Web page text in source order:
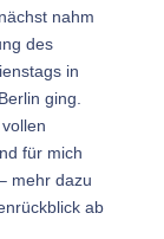
nahm
des
in
ging.
für mich
mehr dazu
ab